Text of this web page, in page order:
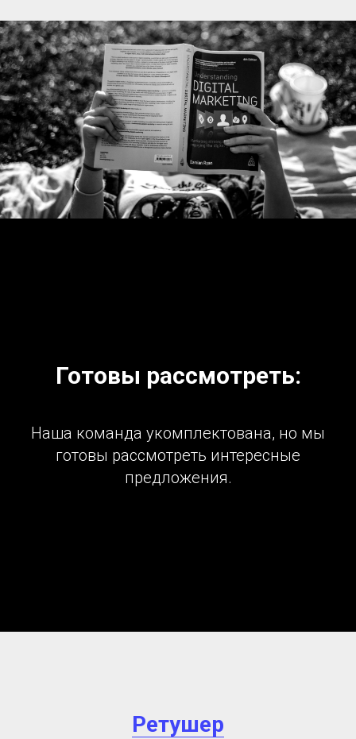
Готовы рассмотреть:
Наша команда укомплектована, но мы
готовы рассмотреть интересные
предложения.
Ретушер